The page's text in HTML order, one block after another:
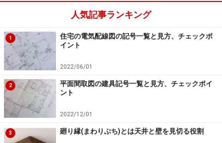
住宅用火災警報器は取り付ける位置も決められていま
す。天井に設置する場合は、警報器の中心を壁から60cm
以上離すこと、梁などがある場合は、梁から60cm以上離
さなければなりません。エアコンの吹き出し口付近は、
1.5ｍ以上離して設置します。
また、壁に設置する場合は、警報器の中心を天井から
15cm以上50cm以内の位置に取り付けるようにしましょ
う。
人気記事ランキング
1
住宅の電気配線図の記号一覧と見方、チェックポ
イント
2022/06/01
2
平面間取図の建具記号一覧と見方、チェックポイ
ント
2022/12/01
3 廻り縁(まわりぶち)とは天井と壁を見切る役割